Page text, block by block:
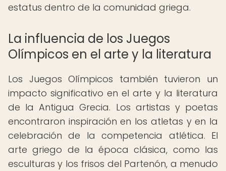
estatus dentro de la comunidad griega.
La influencia de los Juegos
Olímpicos en el arte y la literatura
Los Juegos Olímpicos también tuvieron un
impacto significativo en el arte y la literatura
de la Antigua Grecia. Los artistas y poetas
encontraron inspiración en los atletas y en la
celebración de la competencia atlética. El
arte griego de la época clásica, como las
esculturas y los frisos del Partenón, a menudo